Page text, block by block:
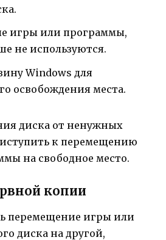
игры или программы,
не используются.
Windows для
освобождения места.
диска от ненужных
к перемещению
на свободное место.
копии
перемещение игры или
диска на другой,